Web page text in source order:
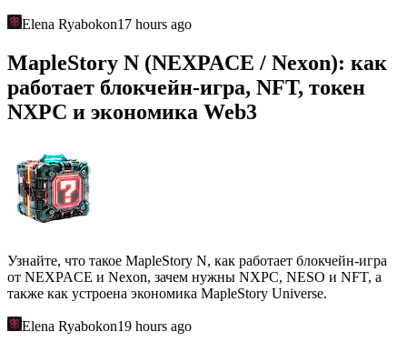
Elena Ryabokon17 hours ago
MapleStory N (NEXPACE / Nexon): как
работает блокчейн-игра, NFT, токен
NXPC и экономика Web3
Узнайте, что такое MapleStory N, как работает блокчейн-игра
от NEXPACE и Nexon, зачем нужны NXPC, NESO и NFT, а
также как устроена экономика MapleStory Universe.
Elena Ryabokon19 hours ago